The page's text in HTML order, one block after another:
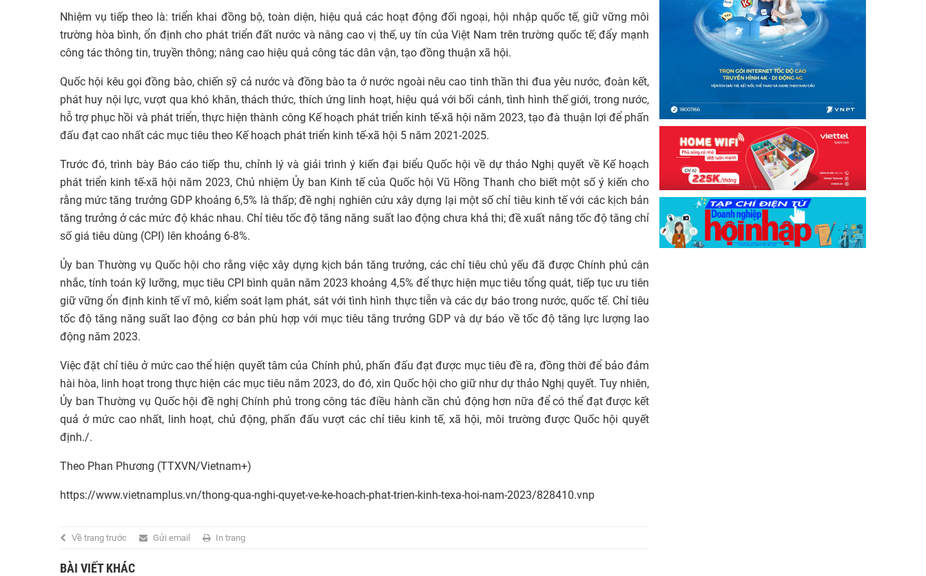
Nhiệm vụ tiếp theo là: triển khai đồng bộ, toàn diện, hiệu quả các hoạt động đối ngoại, hội nhập quốc tế, giữ vững môi
trường hòa bình, ổn định cho phát triển đất nước và nâng cao vị thế, uy tín của Việt Nam trên trường quốc tế; đẩy mạnh
công tác thông tin, truyền thông; nâng cao hiệu quả công tác dân vận, tạo đồng thuận xã hội.
Quốc hội kêu gọi đồng bào, chiến sỹ cả nước và đồng bào ta ở nước ngoài nêu cao tinh thần thi đua yêu nước, đoàn kết,
phát huy nội lực, vượt qua khó khăn, thách thức, thích ứng linh hoạt, hiệu quả với bối cảnh, tình hình thế giới, trong nước,
hỗ trợ phục hồi và phát triển, thực hiện thành công Kế hoạch phát triển kinh tế-xã hội năm 2023, tạo đà thuận lợi để phấn
đấu đạt cao nhất các mục tiêu theo Kế hoạch phát triển kinh tế-xã hội 5 năm 2021-2025.
Trước đó, trình bày Báo cáo tiếp thu, chỉnh lý và giải trình ý kiến đại biểu Quốc hội về dự thảo Nghị quyết về Kế hoạch
phát triển kinh tế-xã hội năm 2023, Chủ nhiệm Ủy ban Kinh tế của Quốc hội Vũ Hồng Thanh cho biết một số ý kiến cho
rằng mức tăng trưởng GDP khoảng 6,5% là thấp; đề nghị nghiên cứu xây dựng lại một số chỉ tiêu kinh tế với các kịch bản
tăng trưởng ở các mức độ khác nhau. Chỉ tiêu tốc độ tăng năng suất lao động chưa khả thi; đề xuất nâng tốc độ tăng chỉ
số giá tiêu dùng (CPI) lên khoảng 6-8%.
Ủy ban Thường vụ Quốc hội cho rằng việc xây dựng kịch bản tăng trưởng, các chỉ tiêu chủ yếu đã được Chính phủ cân
nhắc, tính toán kỹ lưỡng, mục tiêu CPI bình quân năm 2023 khoảng 4,5% để thực hiện mục tiêu tổng quát, tiếp tục ưu tiên
giữ vững ổn định kinh tế vĩ mô, kiểm soát lạm phát, sát với tình hình thực tiễn và các dự báo trong nước, quốc tế. Chỉ tiêu
tốc độ tăng năng suất lao động cơ bản phù hợp với mục tiêu tăng trưởng GDP và dự báo về tốc độ tăng lực lượng lao
động năm 2023.
Việc đặt chỉ tiêu ở mức cao thể hiện quyết tâm của Chính phủ, phấn đấu đạt được mục tiêu đề ra, đồng thời để bảo đảm
hài hòa, linh hoạt trong thực hiện các mục tiêu năm 2023, do đó, xin Quốc hội cho giữ như dự thảo Nghị quyết. Tuy nhiên,
Ủy ban Thường vụ Quốc hội đề nghị Chính phủ trong công tác điều hành cần chủ động hơn nữa để có thể đạt được kết
quả ở mức cao nhất, linh hoạt, chủ động, phấn đấu vượt các chỉ tiêu kinh tế, xã hội, môi trường được Quốc hội quyết
định./.
Theo Phan Phương (TTXVN/Vietnam+)
https://www.vietnamplus.vn/thong-qua-nghi-quyet-ve-ke-hoach-phat-trien-kinh-texa-hoi-nam-2023/828410.vnp
Về trang trước Gửi email In trang
BÀI VIẾT KHÁC